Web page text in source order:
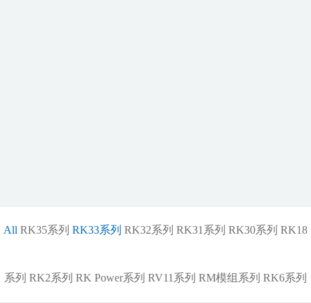
All RK35系列 RK33系列 RK32系列 RK31系列 RK30系列 RK18
系列 RK2系列 RK Power系列 RV11系列 RM模组系列 RK6系列